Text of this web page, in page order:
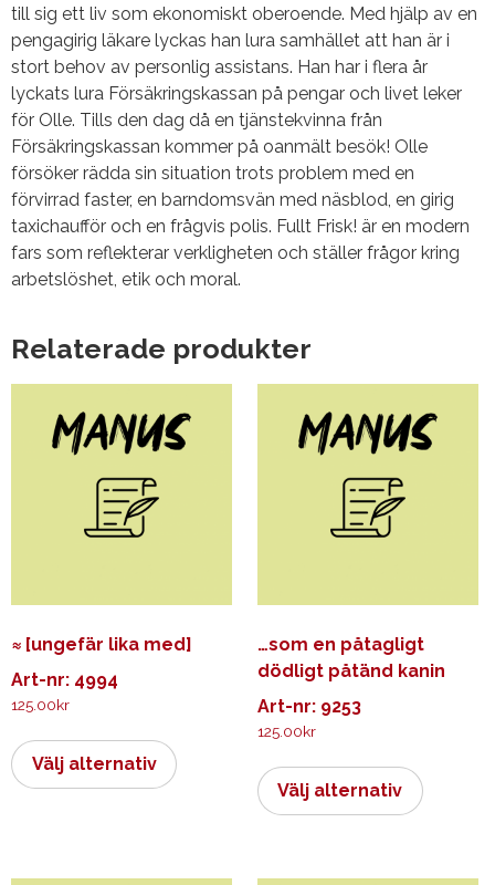
till sig ett liv som ekonomiskt oberoende. Med hjälp av en
pengagirig läkare lyckas han lura samhället att han är i
stort behov av personlig assistans. Han har i flera år
lyckats lura Försäkringskassan på pengar och livet leker
för Olle. Tills den dag då en tjänstekvinna från
Försäkringskassan kommer på oanmält besök! Olle
försöker rädda sin situation trots problem med en
förvirrad faster, en barndomsvän med näsblod, en girig
taxichaufför och en frågvis polis. Fullt Frisk! är en modern
fars som reflekterar verkligheten och ställer frågor kring
arbetslöshet, etik och moral.
Relaterade produkter
≈ [ungefär lika med]
Art-nr: 4994
125.00kr
Välj alternativ
här
produkten
…som en påtagligt
dödligt påtänd kanin
Art-nr: 9253
125.00kr
Välj alternativ
här